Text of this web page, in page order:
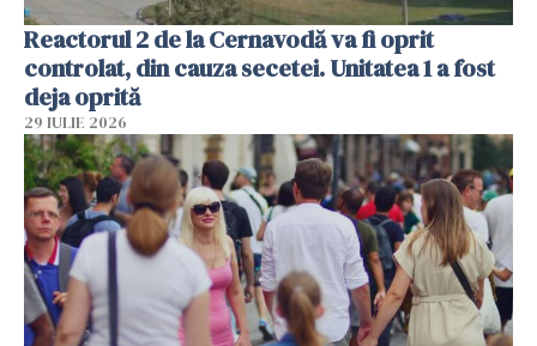
Reactorul 2 de la Cernavodă va fi oprit
controlat, din cauza secetei. Unitatea 1 a fost
deja oprită
29 IULIE 2026